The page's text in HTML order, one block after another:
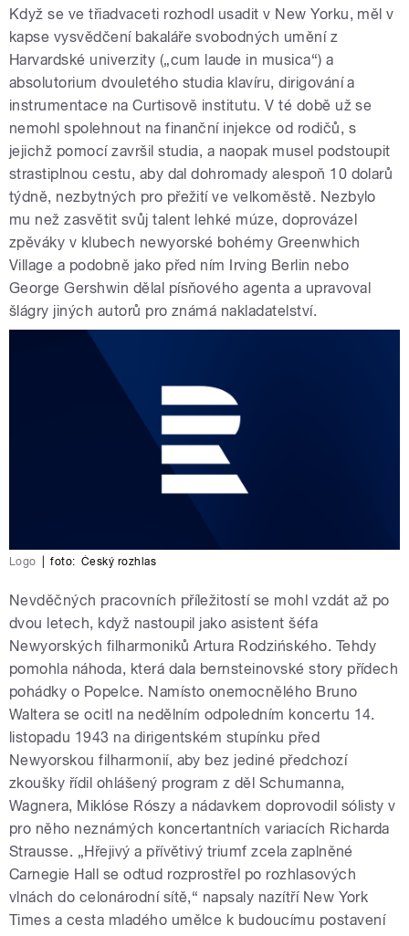
Když se ve třiadvaceti rozhodl usadit v New Yorku, měl v
kapse vysvědčení bakaláře svobodných umění z
Harvardské univerzity („cum laude in musica“) a
absolutorium dvouletého studia klavíru, dirigování a
instrumentace na Curtisově institutu. V té době už se
nemohl spolehnout na finanční injekce od rodičů, s
jejichž pomocí završil studia, a naopak musel podstoupit
strastiplnou cestu, aby dal dohromady alespoň 10 dolarů
týdně, nezbytných pro přežití ve velkoměstě. Nezbylo
mu než zasvětit svůj talent lehké múze, doprovázel
zpěváky v klubech newyorské bohémy Greenwhich
Village a podobně jako před ním Irving Berlin nebo
George Gershwin dělal písňového agenta a upravoval
šlágry jiných autorů pro známá nakladatelství.
Logo foto: Český rozhlas
Nevděčných pracovních příležitostí se mohl vzdát až po
dvou letech, když nastoupil jako asistent šéfa
Newyorských filharmoniků Artura Rodzińského. Tehdy
pomohla náhoda, která dala bernsteinovské story přídech
pohádky o Popelce. Namísto onemocnělého Bruno
Waltera se ocitl na nedělním odpoledním koncertu 14.
listopadu 1943 na dirigentském stupínku před
Newyorskou filharmonií, aby bez jediné předchozí
zkoušky řídil ohlášený program z děl Schumanna,
Wagnera, Miklóse Rószy a nádavkem doprovodil sólisty v
pro něho neznámých koncertantních variacích Richarda
Strausse. „Hřejivý a přívětivý triumf zcela zaplněné
Carnegie Hall se odtud rozprostřel po rozhlasových
vlnách do celonárodní sítě,“ napsaly nazítří New York
Times a cesta mladého umělce k budoucímu postavení